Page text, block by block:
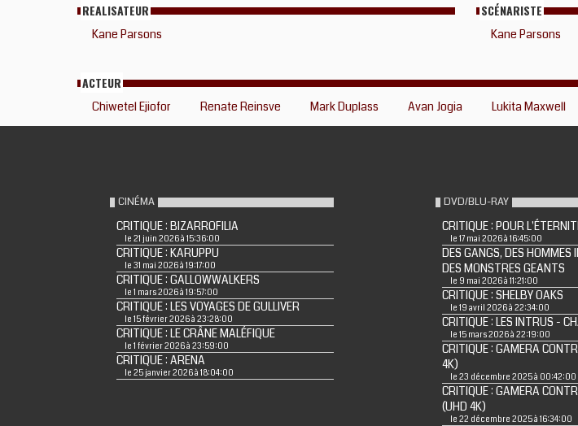
REALISATEUR
Kane Parsons
SCÉNARISTE
Kane Parsons
ACTEUR
Chiwetel Ejiofor Renate Reinsve Mark Duplass Avan Jogia Lukita Maxwell
CINÉMA
CRITIQUE : BIZARROFILIA
le 21 juin 2026 à 15:36:00
CRITIQUE : KARUPPU
le 31 mai 2026 à 19:17:00
CRITIQUE : GALLOWWALKERS
le 1 mars 2026 à 19:57:00
CRITIQUE : LES VOYAGES DE GULLIVER
le 15 février 2026 à 23:28:00
CRITIQUE : LE CRÂNE MALÉFIQUE
le 1 février 2026 à 23:59:00
CRITIQUE : ARENA
le 25 janvier 2026 à 18:04:00
DVD/BLU-RAY
CRITIQUE : POUR
le 17 mai 2026 à 16:45:00
DES GANGS, DES HOMMES
DES MONSTRES GEANTS
le 9 mai 2026 à 11:21:00
CRITIQUE : SHELBY OAKS
le 19 avril 2026 à 22:34:00
CRITIQUE : LES INTRUS -
le 15 mars 2026 à 22:19:00
CRITIQUE : GAMERA
4K)
le 23 décembre 2025 à 00:42:00
CRITIQUE : GAMERA
(UHD 4K)
le 22 décembre 2025 à 16:34:00